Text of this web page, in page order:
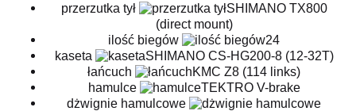
przerzutka tył
SHIMANO TX800
(direct mount)
ilość biegów
24
kaseta
SHIMANO CS-HG200-8 (12-32T)
łańcuch
KMC Z8 (114 links)
hamulce
TEKTRO V-brake
dżwignie hamulcowe